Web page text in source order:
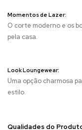
Momentos de Lazer:
O corte moderno e os
pela casa.
Look Loungewear:
Uma opção charmosa
estilo.
Qualidades do